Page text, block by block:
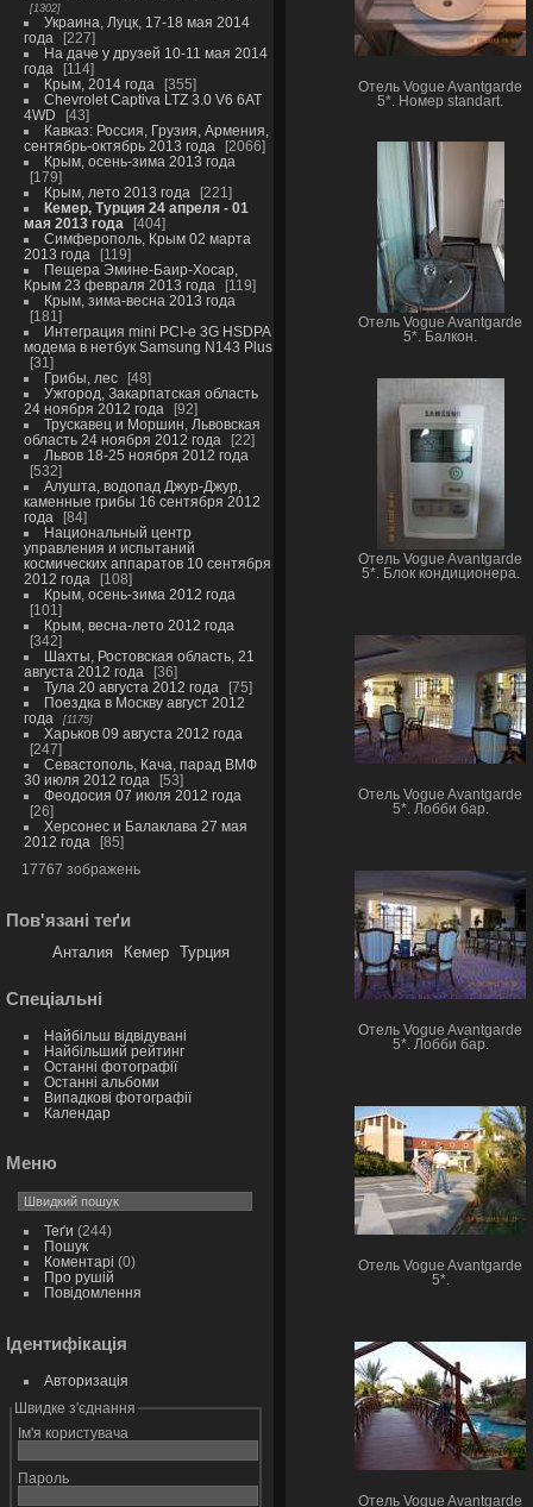
1302
Украина, Луцк, 17-18 мая 2014
года
227
На даче у друзей 10-11 мая 2014
года
114
Крым, 2014 года
355
Chevrolet Captiva LTZ 3.0 V6 6AT
4WD
43
Кавказ: Россия, Грузия, Армения,
сентябрь-октябрь 2013 года
2066
Крым, осень-зима 2013 года
179
Крым, лето 2013 года
221
Кемер, Турция 24 апреля - 01
мая 2013 года
404
Симферополь, Крым 02 марта
2013 года
119
Пещера Эмине-Баир-Хосар,
Крым 23 февраля 2013 года
119
Крым, зима-весна 2013 года
181
Интеграция mini PCI-e 3G HSDPA
модема в нетбук Samsung N143 Plus
31
Грибы, лес
48
Ужгород, Закарпатская область
24 ноября 2012 года
92
Трускавец и Моршин, Львовская
область 24 ноября 2012 года
22
Львов 18-25 ноября 2012 года
532
Алушта, водопад Джур-Джур,
каменные грибы 16 сентября 2012
года
84
Национальный центр
управления и испытаний
космических аппаратов 10 сентября
2012 года
108
Крым, осень-зима 2012 года
101
Крым, весна-лето 2012 года
342
Шахты, Ростовская область, 21
августа 2012 года
36
Тула 20 августа 2012 года
75
Поездка в Москву август 2012
года
1175
Харьков 09 августа 2012 года
247
Севастополь, Кача, парад ВМФ
30 июля 2012 года
53
Феодосия 07 июля 2012 года
26
Херсонес и Балаклава 27 мая
2012 года
85
17767 зображень
Пов'язані теґи
Анталия Кемер Турция
Спеціальні
Найбільш відвідувані
Найбільший рейтинг
Останні фотографії
Останні альбоми
Випадкові фотографії
Календар
Меню
Теґи (244)
Пошук
Коментарі (0)
Про рушій
Повідомлення
Ідентифікація
Авторизація
Швидке з'єднання
Ім'я користувача
Пароль
Отель Vogue Avantgarde
5*. Номер standart.
Отель Vogue Avantgarde
5*. Балкон.
Отель Vogue Avantgarde
5*. Блок кондиционера.
Отель Vogue Avantgarde
5*. Лобби бар.
Отель Vogue Avantgarde
5*. Лобби бар.
Отель Vogue Avantgarde
5*.
Отель Vogue Avantgarde